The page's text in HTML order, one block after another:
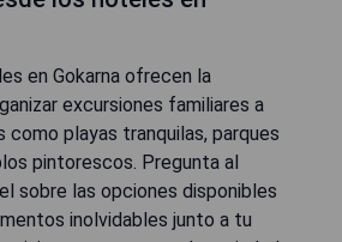
en Gokarna ofrecen la
excursiones familiares a
como playas tranquilas, parques
pintorescos. Pregunta al
sobre las opciones disponibles
inolvidables junto a tu